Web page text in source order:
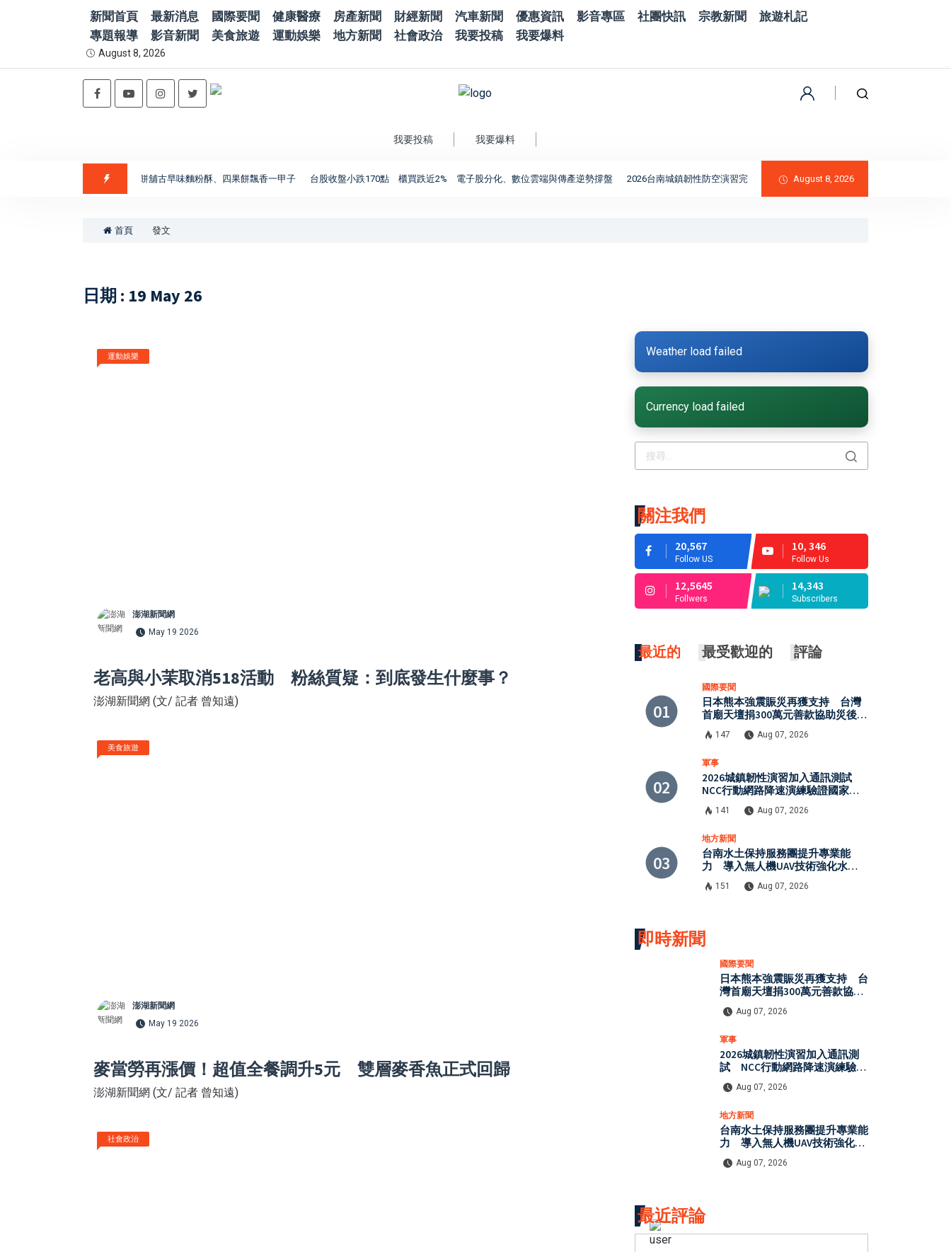
新聞首頁 最新消息 國際要聞 健康醫療 房產新聞 財經新聞 汽車新聞 優惠資訊 影音專區 社團快訊 宗教新聞
旅遊札記
專題報導
影音新聞 美食旅遊 運動娛樂 地方新聞 社會政治 我要投稿 我要爆料
August 8, 2026
我要投稿 我要爆料
味」走進喜樹老街 義美香餅舖古早味麵粉酥、四果餅飄香一甲子 台股收盤小跌170點 櫃買跌近2% 電子股分化、數位雲端與傳產逆勢撐盤 2026台南城鎮韌性防空演習完成｜黃偉哲肯定全民防衛與防空避難整備
August 8, 2026
首頁 發文
日期 : 19 May 26
運動娛樂
澎湖新聞網
May 19 2026
老高與小茉取消518活動 粉絲質疑：到底發生什麼事？
澎湖新聞網 (文/ 記者 曾知遠)
美食旅遊
澎湖新聞網
May 19 2026
麥當勞再漲價！超值全餐調升5元 雙層麥香魚正式回歸
澎湖新聞網 (文/ 記者 曾知遠)
社會政治
Weather load failed
Currency load failed
關注我們
20,567
Follow US
10, 346
Follow Us
12,5645
Follwers
14,343
Subscribers
最近的 最受歡迎的 評論
國際要聞
日本熊本強震賑災再獲支持 台灣
首廟天壇捐300萬元善款協助災後復
原
147 Aug 07, 2026
軍事
2026城鎮韌性演習加入通訊測試
NCC行動網路降速演練驗證國家通
訊防護能力
141 Aug 07, 2026
地方新聞
台南水土保持服務團提升專業能
力 導入無人機UAV技術強化水保
檢查與國土保育
151 Aug 07, 2026
即時新聞
國際要聞
日本熊本強震賑災再獲支持 台
灣首廟天壇捐300萬元善款協助
災後復原
Aug 07, 2026
軍事
2026城鎮韌性演習加入通訊測
試 NCC行動網路降速演練驗證
國家通訊防護能力
Aug 07, 2026
地方新聞
台南水土保持服務團提升專業能
力 導入無人機UAV技術強化水
保檢查與國土保育
Aug 07, 2026
最近評論